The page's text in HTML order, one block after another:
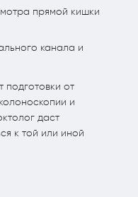
прямой кишки
канала и
подготовки от
и
даст
к той или иной